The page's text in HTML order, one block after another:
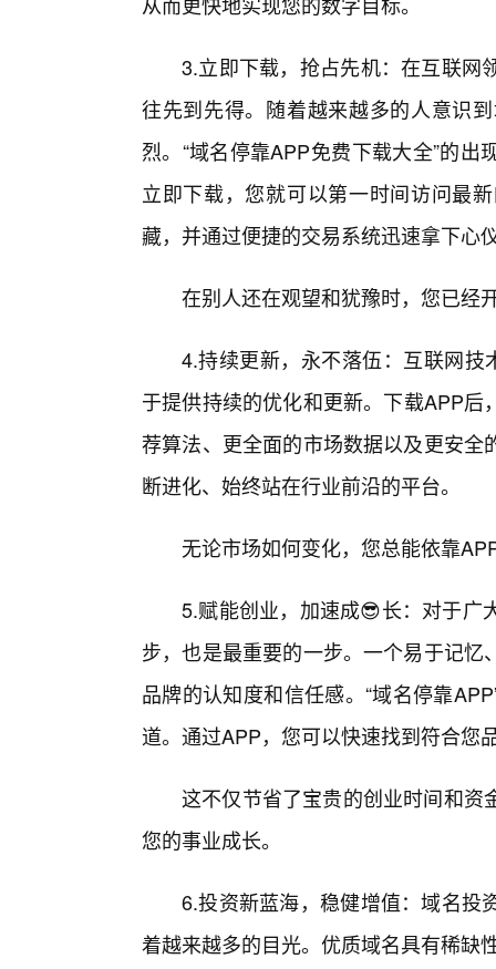
3.立即下载，抢占先机：在互联网
往先到先得。随着越来越多的人意识
烈。“域名停靠APP免费下载大全”的
立即下载，您就可以第一时间访问最
藏，并通过便捷的交易系统迅速拿下心
在别人还在观望和犹豫时，您已经
4.持续更新，永不落伍：互联网技
于提供持续的优化和更新。下载APP
荐算法、更全面的市场数据以及更安
断进化、始终站在行业前沿的平台。
无论市场如何变化，您总能依靠
5.赋能创业，加速成😎长：对于广
步，也是最重要的一步。一个易于记
品牌的认知度和信任感。“域名停靠
道。通过APP，您可以快速找到符合您
这不仅节省了宝贵的创业时间和资
您的事业成长。
6.投资新蓝海，稳健增值：域名投
着越来越多的目光。优质域名具有稀缺